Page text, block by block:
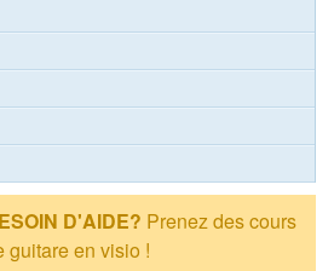
D'AIDE? Prenez des cours
guitare en visio !